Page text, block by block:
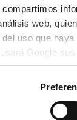
web,
Google sus